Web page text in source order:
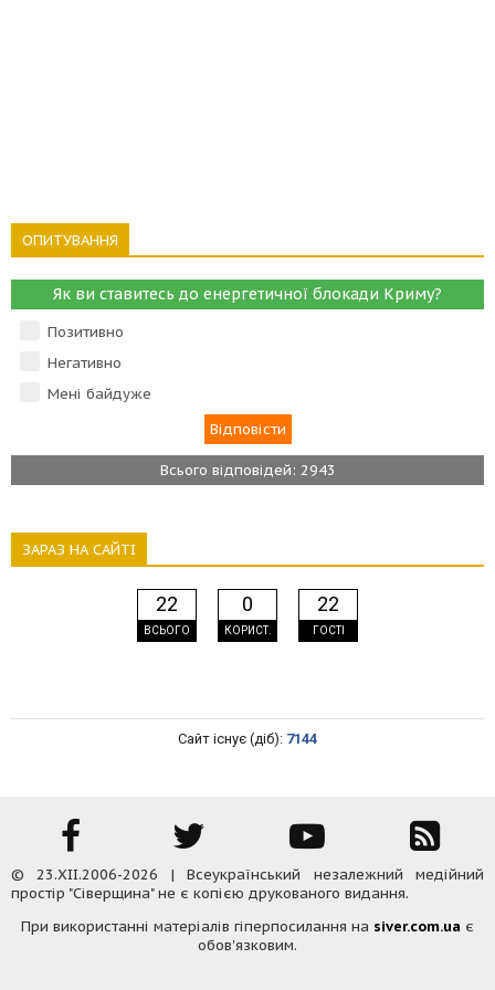
ОПИТУВАННЯ
Як ви ставитесь до енергетичної блокади Криму?
Позитивно
Негативно
Мені байдуже
Всього відповідей: 2943
ЗАРАЗ НА САЙТІ
22
ВСЬОГО
0
КОРИСТ.
22
ГОСТІ
Сайт існує (діб): 7144
© 23.XII.2006-2026 | Всеукраїнський незалежний медійний
простір "Сіверщина" не є копією друкованого видання.
При використанні матеріалів гіперпосилання на siver.com.ua є
обов'язковим.